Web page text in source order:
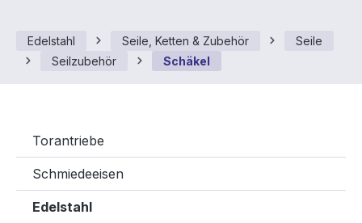
Edelstahl Seile, Ketten & Zubehör
Seile
Seilzubehör
Schäkel
Torantriebe
Schmiedeeisen
Edelstahl